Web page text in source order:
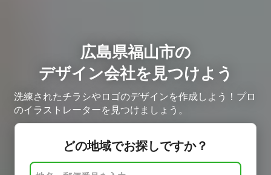
広島県福山市の
デザイン会社を見つけよう
洗練されたチラシやロゴのデザインを作成しよう！プロ
のイラストレーターを見つけましょう。
どの地域でお探しですか？